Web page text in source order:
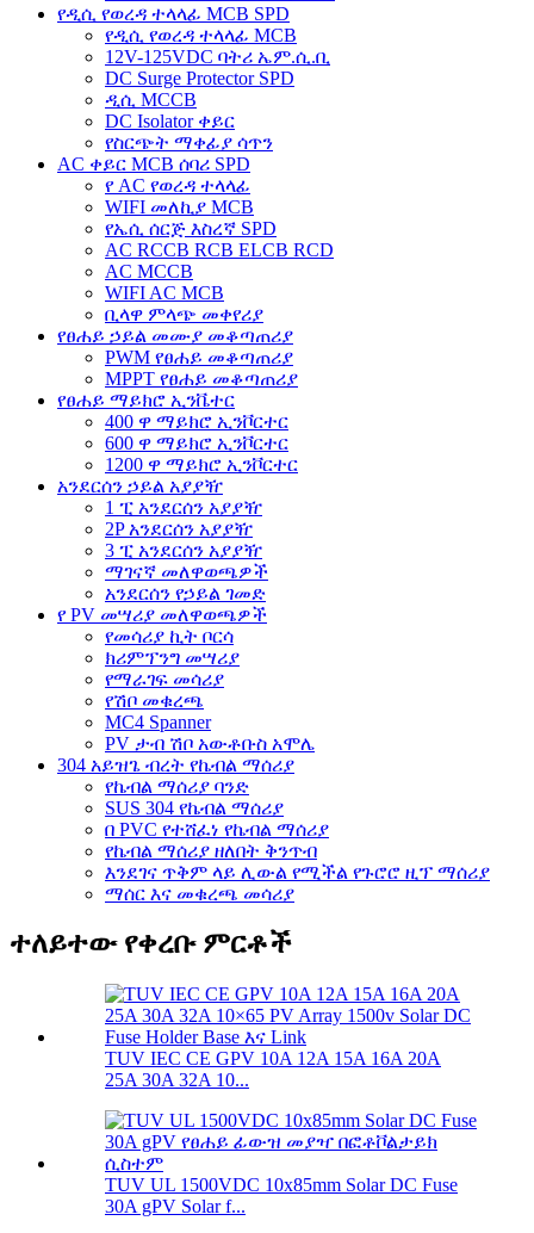
የዲሲ የወረዳ ተላላፊ MCB SPD
የዲሲ የወረዳ ተላላፊ MCB
12V-125VDC ባትሪ ኤም.ሲ.ቢ
DC Surge Protector SPD
ዲሲ MCCB
DC Isolator ቀይር
የስርጭት ማቀፊያ ሳጥን
AC ቀይር MCB ሰባሪ SPD
የ AC የወረዳ ተላላፊ
WIFI መለኪያ MCB
የኤሲ ሰርጅ እስረኛ SPD
AC RCCB RCB ELCB RCD
AC MCCB
WIFI AC MCB
ቢላዋ ምላጭ መቀየሪያ
የፀሐይ ኃይል መሙያ መቆጣጠሪያ
PWM የፀሐይ መቆጣጠሪያ
MPPT የፀሐይ መቆጣጠሪያ
የፀሐይ ማይክሮ ኢንቬተር
400 ዋ ማይክሮ ኢንቮርተር
600 ዋ ማይክሮ ኢንቮርተር
1200 ዋ ማይክሮ ኢንቮርተር
አንደርሰን ኃይል አያያዥ
1 ፒ አንደርሰን አያያዥ
2P አንደርሰን አያያዥ
3 ፒ አንደርሰን አያያዥ
ማገናኛ መለዋወጫዎች
አንደርሰን የኃይል ገመድ
የ PV መሣሪያ መለዋወጫዎች
የመሳሪያ ኪት ቦርሳ
ክሪምፕንግ መሣሪያ
የማራገፍ መሳሪያ
የሽቦ መቁረጫ
MC4 Spanner
PV ታብ ሽቦ አውቶቡስ አሞሌ
304 አይዝጌ ብረት የኬብል ማሰሪያ
የኬብል ማሰሪያ ባንድ
SUS 304 የኬብል ማሰሪያ
በ PVC የተሸፈነ የኬብል ማሰሪያ
የኬብል ማሰሪያ ዘለበት ቅንጥብ
እንደገና ጥቅም ላይ ሊውል የሚችል የጉሮሮ ዚፕ ማሰሪያ
ማሰር እና መቁረጫ መሳሪያ
ተለይተው የቀረቡ ምርቶች
TUV IEC CE GPV 10A 12A 15A 16A 20A
25A 30A 32A 10...
TUV UL 1500VDC 10x85mm Solar DC Fuse
30A gPV Solar f...